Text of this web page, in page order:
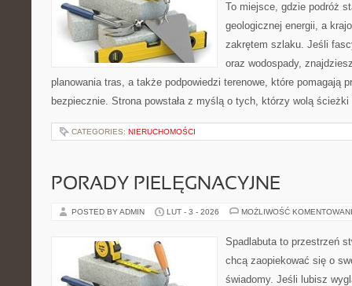
To miejsce, gdzie podróż
geologicznej energii, a
zakrętem szlaku. Jeśli
oraz wodospady,
planowania tras, a także podpowiedzi terenowe, które pomagają
bezpiecznie. Strona powstała z myślą o tych, którzy wolą
CATEGORIES: NIERUCHOMOŚCI
PORADY PIELĘGNACYJNE
POSTED BY ADMIN LUT - 3 - 2026 MOŻLIWOŚĆ
Spadlabuta to przestrzeń
chcą zaopiekować się o
świadomy. Jeśli lubisz